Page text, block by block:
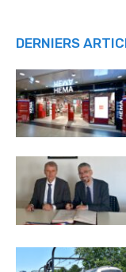
DERNIERS